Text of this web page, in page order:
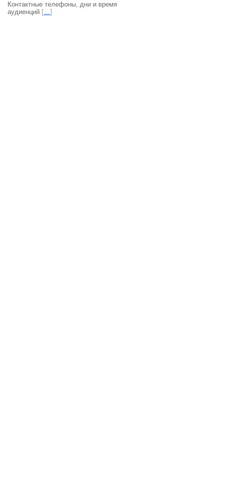
Контактные телефоны, дни и время
аудиенций […]